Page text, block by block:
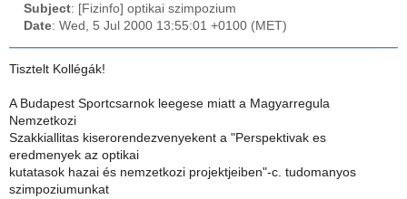
Subject: [Fizinfo] optikai szimpozium
Date: Wed, 5 Jul 2000 13:55:01 +0100 (MET)
Tisztelt Kollégák!
A Budapest Sportcsarnok leegese miatt a Magyarregula
Nemzetkozi
Szakkiallitas kiserorendezvenyekent a "Perspektivak es
eredmenyek az optikai
kutatasok hazai és nemzetkozi projektjeiben"-c. tudomanyos
szimpoziumunkat